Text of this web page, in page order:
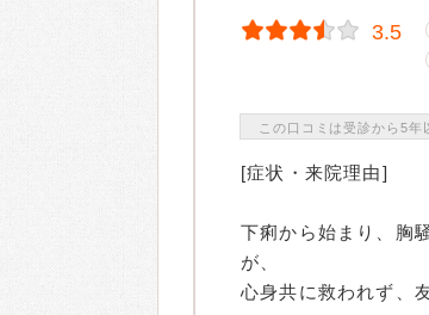
3.5
この口コミは受診から5年
[症状・来院理由]
下痢から始まり、胸
が、
心身共に救われず、